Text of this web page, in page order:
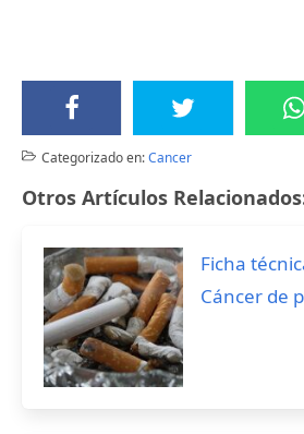
Categorizado en:Cancer
Otros Artículos
Ficha
Cáncer de